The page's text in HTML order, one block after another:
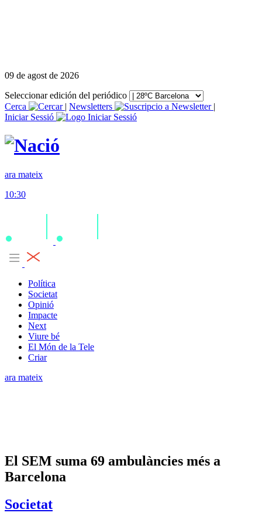
09 de agost de 2026
Seleccionar edición del periódico
Cerca
| Newsletters
|
Iniciar Sessió
ara mateix
10:30
Política
Societat
Opinió
Impacte
Next
Viure bé
El Món de la Tele
Criar
ara mateix
El SEM suma 69 ambulàncies més a
Barcelona
Societat